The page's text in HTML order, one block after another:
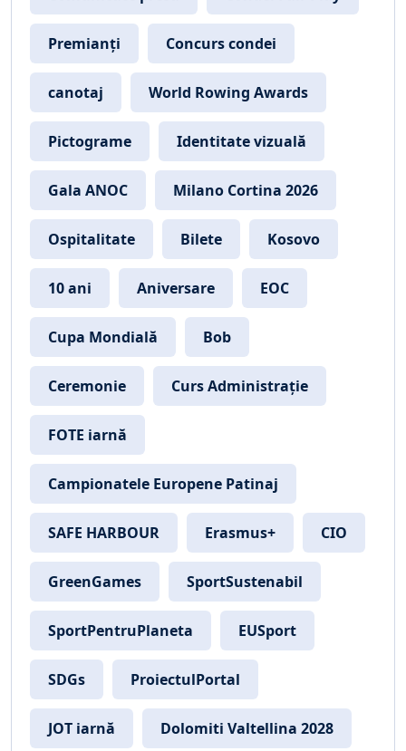
Premianți Concurs condei
canotaj World Rowing Awards
Pictograme Identitate vizuală
Gala ANOC Milano Cortina 2026
Ospitalitate Bilete Kosovo
10 ani Aniversare EOC
Cupa Mondială Bob
Ceremonie Curs Administrație
FOTE iarnă
Campionatele Europene Patinaj
SAFE HARBOUR Erasmus+ CIO
GreenGames SportSustenabil
SportPentruPlaneta EUSport
SDGs ProiectulPortal
JOT iarnă Dolomiti Valtellina 2028